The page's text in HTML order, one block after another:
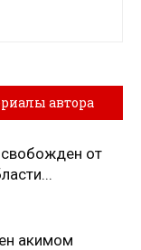
автора
от
акимом